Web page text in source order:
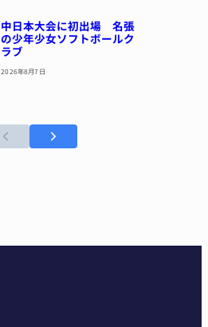
中日本大会に初出場 名張
の少年少女ソフトボールク
ラブ
2026年8月7日